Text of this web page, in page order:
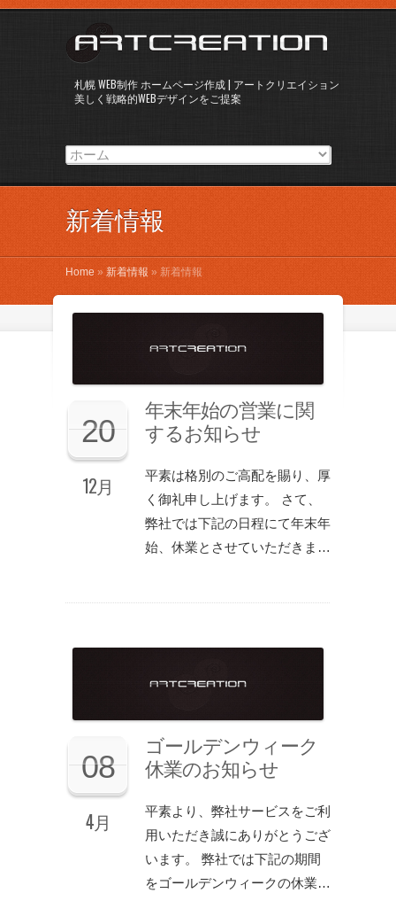
札幌 WEB制作 ホームページ作成 | アートクリエイション
美しく戦略的WEBデザインをご提案
新着情報
Home » 新着情報 » 新着情報
20
12月
年末年始の営業に関
するお知らせ
平素は格別のご高配を賜り、厚
く御礼申し上げます。 さて、
弊社では下記の日程にて年末年
始、休業とさせていただきま…
08
4月
ゴールデンウィーク
休業のお知らせ
平素より、弊社サービスをご利
用いただき誠にありがとうござ
います。 弊社では下記の期間
をゴールデンウィークの休業…